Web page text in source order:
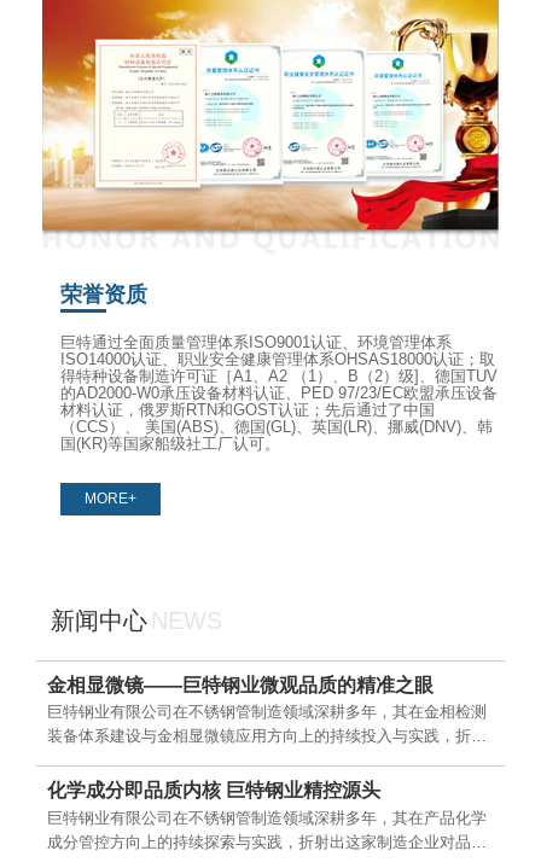
荣誉资质
巨特通过全面质量管理体系ISO9001认证、环境管理体系
ISO14000认证、职业安全健康管理体系OHSAS18000认证；取
得特种设备制造许可证［A1、A2 （1）、B（2）级]、德国TUV
的AD2000-W0承压设备材料认证、PED 97/23/EC欧盟承压设备
材料认证，俄罗斯RTN和GOST认证；先后通过了中国
（CCS）、 美国(ABS)、德国(GL)、英国(LR)、挪威(DNV)、韩
国(KR)等国家船级社工厂认可。
MORE+
新闻中心 NEWS
金相显微镜——巨特钢业微观品质的精准之眼
巨特钢业有限公司在不锈钢管制造领域深耕多年，其在金相检测
装备体系建设与金相显微镜应用方向上的持续投入与实践，折射
涵盖不锈钢厚壁管、无缝管等多元品类，广泛应用于石油化工、
锅炉换热器、海洋工程、核电装备等领域。本文从金相显微镜的
技术内涵及企业实践等角度，呈现巨特钢业在该领域的务实探索
化学成分即品质内核 巨特钢业精控源头
巨特钢业有限公司在不锈钢管制造领域深耕多年，其在产品化学
成分管控方向上的持续探索与实践，折射出这家制造企业对品质